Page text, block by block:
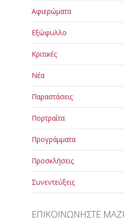
Αφιερώματα
Εξώφυλλο
Κριτικές
Νέα
Παραστάσεις
Πορτραίτα
Προγράμματα
Προσκλήσεις
Συνεντεύξεις
ΕΠΙΚΟΙΝΩΝΗΣΤΕ